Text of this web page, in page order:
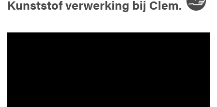
Kunststof verwerking bij Clem.